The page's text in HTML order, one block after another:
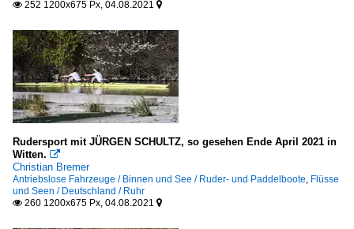
 252 1200x675 Px, 04.08.2021 
Rudersport mit JÜRGEN SCHULTZ, so gesehen Ende April 2021 in
Witten. 
Christian Bremer
Antriebslose Fahrzeuge / Binnen und See / Ruder- und Paddelboote Flüsse
und Seen / Deutschland / Ruhr
 260 1200x675 Px, 04.08.2021 